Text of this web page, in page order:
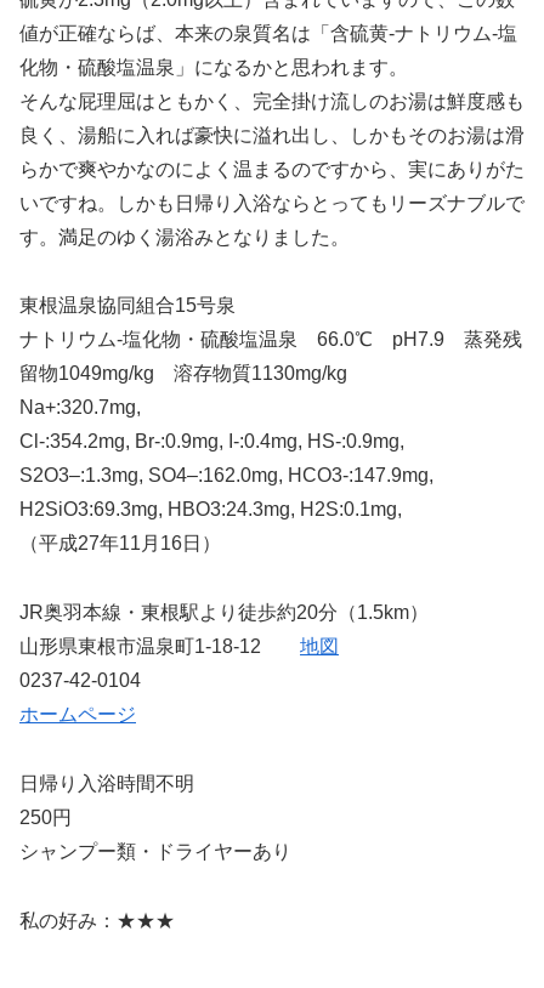
値が正確ならば、本来の泉質名は「含硫黄-ナトリウム-塩
化物・硫酸塩温泉」になるかと思われます。
そんな屁理屈はともかく、完全掛け流しのお湯は鮮度感も
良く、湯船に入れば豪快に溢れ出し、しかもそのお湯は滑
らかで爽やかなのによく温まるのですから、実にありがた
いですね。しかも日帰り入浴ならとってもリーズナブルで
す。満足のゆく湯浴みとなりました。
東根温泉協同組合15号泉
ナトリウム-塩化物・硫酸塩温泉 66.0℃ pH7.9 蒸発残
留物1049mg/kg 溶存物質1130mg/kg
Na+:320.7mg,
Cl-:354.2mg, Br-:0.9mg, I-:0.4mg, HS-:0.9mg,
S2O3–:1.3mg, SO4–:162.0mg, HCO3-:147.9mg,
H2SiO3:69.3mg, HBO3:24.3mg, H2S:0.1mg,
（平成27年11月16日）
JR奥羽本線・東根駅より徒歩約20分（1.5km）
山形県東根市温泉町1-18-12 地図
0237-42-0104
ホームページ
日帰り入浴時間不明
250円
シャンプー類・ドライヤーあり
私の好み：★★★